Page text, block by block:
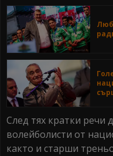
След тях кратки речи
волейболисти от
както и старши